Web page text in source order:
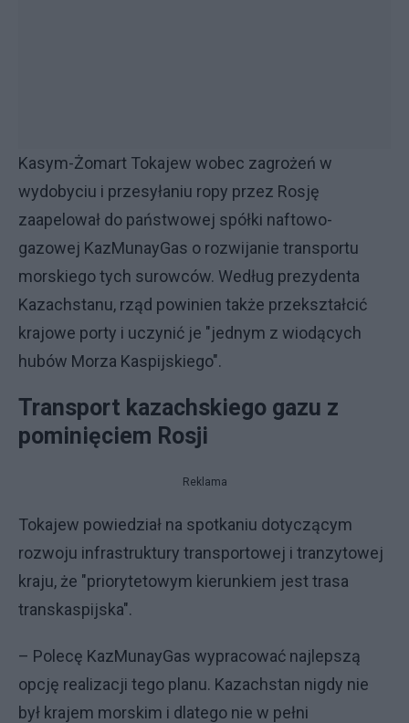
Kasym-Żomart Tokajew wobec zagrożeń w
wydobyciu i przesyłaniu ropy przez Rosję
zaapelował do państwowej spółki naftowo-
gazowej KazMunayGas o rozwijanie transportu
morskiego tych surowców. Według prezydenta
Kazachstanu, rząd powinien także przekształcić
krajowe porty i uczynić je "jednym z wiodących
hubów Morza Kaspijskiego".
Transport kazachskiego gazu z
pominięciem Rosji
Reklama
Tokajew powiedział na spotkaniu dotyczącym
rozwoju infrastruktury transportowej i tranzytowej
kraju, że "priorytetowym kierunkiem jest trasa
transkaspijska".
– Polecę KazMunayGas wypracować najlepszą
opcję realizacji tego planu. Kazachstan nigdy nie
był krajem morskim i dlatego nie w pełni